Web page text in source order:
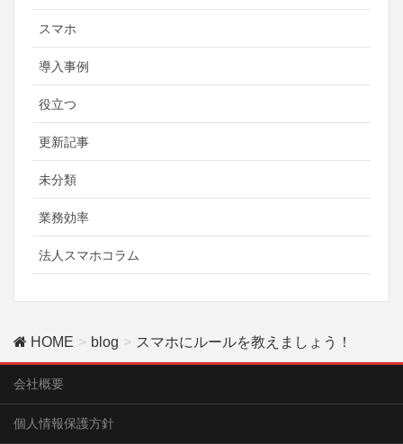
スマホ
導入事例
役立つ
更新記事
未分類
業務効率
法人スマホコラム
HOME blog スマホにルールを教えましょう！
会社概要
個人情報保護方針